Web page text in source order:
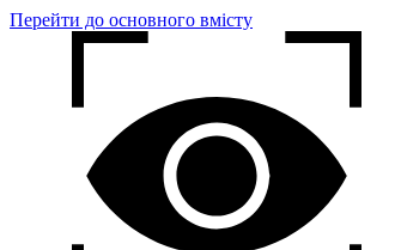
Перейти до основного вмісту